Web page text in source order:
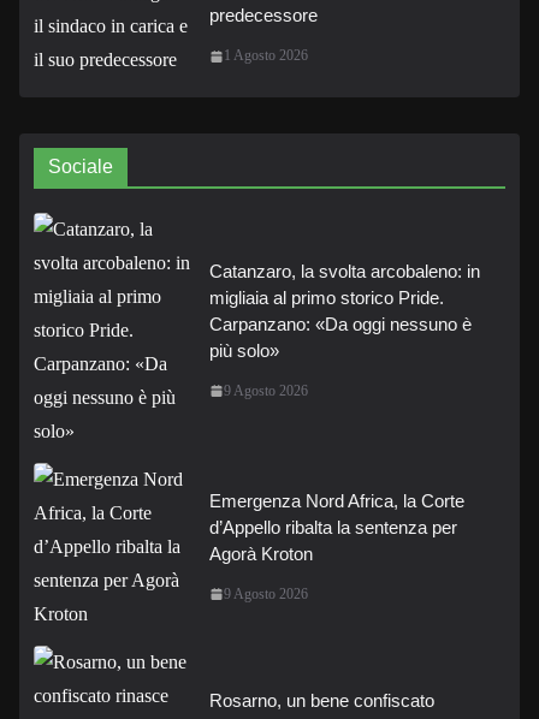
predecessore
1 Agosto 2026
Sociale
Catanzaro, la svolta arcobaleno: in
migliaia al primo storico Pride.
Carpanzano: «Da oggi nessuno è
più solo»
9 Agosto 2026
Emergenza Nord Africa, la Corte
d’Appello ribalta la sentenza per
Agorà Kroton
9 Agosto 2026
Rosarno, un bene confiscato